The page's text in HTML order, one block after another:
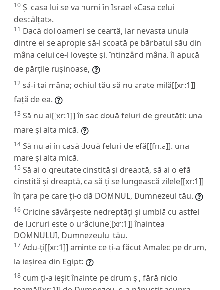
10 Și casa lui se va numi în Israel «Casa celui
descălțat».
11 Dacă doi oameni se ceartă, iar nevasta unuia
dintre ei se apropie să-l scoată pe bărbatul său din
mâna celui ce-l lovește și, întinzând mâna, îl apucă
de părțile rușinoase,
12 să-i tai mâna; ochiul tău să nu arate milă[[xr:1]]
față de ea.
13 Să nu ai[[xr:1]] în sac două feluri de greutăți: una
mare și alta mică.
14 Să nu ai în casă două feluri de efă[[fn:a]]: una
mare și alta mică.
15 Să ai o greutate cinstită și dreaptă, să ai o efă
cinstită și dreaptă, ca să ți se lungească zilele[[xr:1]]
în țara pe care ți-o dă DOMNUL, Dumnezeul tău.
16 Oricine săvârșește nedreptăți și umblă cu astfel
de lucruri este o urâciune[[xr:1]] înaintea
DOMNULUI, Dumnezeului tău.
17 Adu-ți[[xr:1]] aminte ce ți-a făcut Amalec pe drum,
la ieșirea din Egipt:
18 cum ți-a ieșit înainte pe drum și, fără nicio